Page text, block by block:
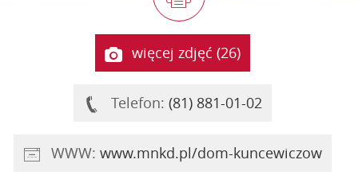
więcej zdjęć (26)
Telefon: (81) 881-01-02
WWW: www.mnkd.pl/dom-kuncewiczow